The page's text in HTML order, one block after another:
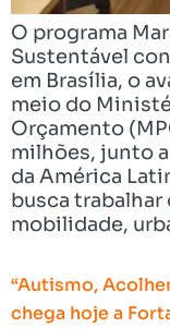
O programa
Sustentável
em Brasília, o
meio do
Orçamento
milhões, junto
da América
busca trabalhar
mobilidade,
“Autismo,
chega hoje a